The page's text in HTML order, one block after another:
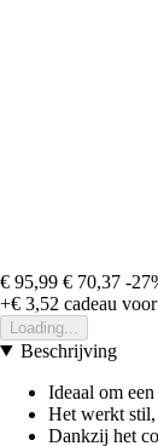
€ 95,99 € 70,37 -
+€ 3,52 cadeau
Loading...
Beschrijving
Ideaal om
Het werkt
Dankzij het